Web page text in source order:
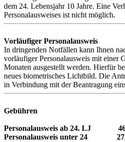
dem 24. Lebensjahr 10 Jahre. Eine
Personalausweises ist nicht möglich.
Vorläufiger Personalausweis
In dringenden Notfällen kann Ihnen
vorläufiger Personalausweis mit einer
Monaten ausgestellt werden. Hierfür
neues biometrisches Lichtbild. Die
in Verbindung mit der Beantragung
Gebühren
Personalausweis ab 24. LJ
Personalausweis unter 24